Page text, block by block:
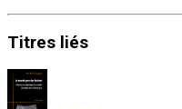
Titres liés